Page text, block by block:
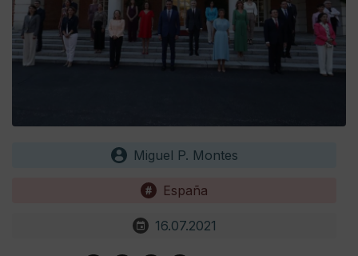
Miguel P. Montes
España
16.07.2021